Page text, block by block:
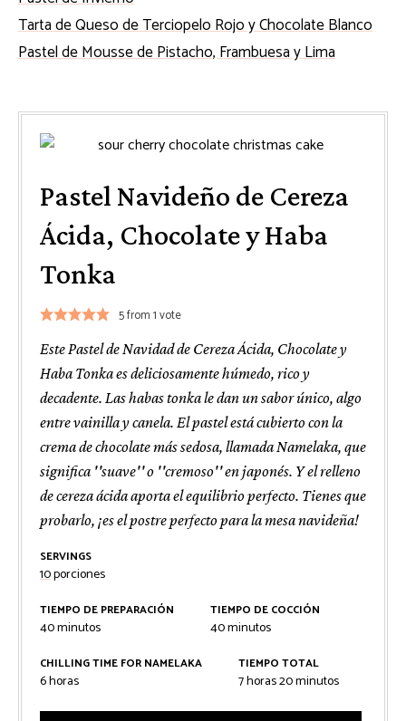
Tarta de Queso de Terciopelo Rojo y Chocolate Blanco
Pastel de Mousse de Pistacho, Frambuesa y Lima
Pastel Navideño de Cereza
Ácida, Chocolate y Haba
Tonka
5from 1 vote
Este Pastel de Navidad de Cereza Ácida, Chocolate y
Haba Tonka es deliciosamente húmedo, rico y
decadente. Las habas tonka le dan un sabor único, algo
entre vainilla y canela. El pastel está cubierto con la
crema de chocolate más sedosa, llamada Namelaka, que
significa ''suave'' o ''cremoso'' en japonés. Y el relleno
de cereza ácida aporta el equilibrio perfecto. Tienes que
probarlo, ¡es el postre perfecto para la mesa navideña!
SERVINGS
10porciones
TIEMPO DE PREPARACIÓN
40minutos
minutos
TIEMPO DE COCCIÓN
40minutos
minutos
CHILLING TIME FOR NAMELAKA
6horas
horas
TIEMPO TOTAL
7horas
horas20minutos
minutos